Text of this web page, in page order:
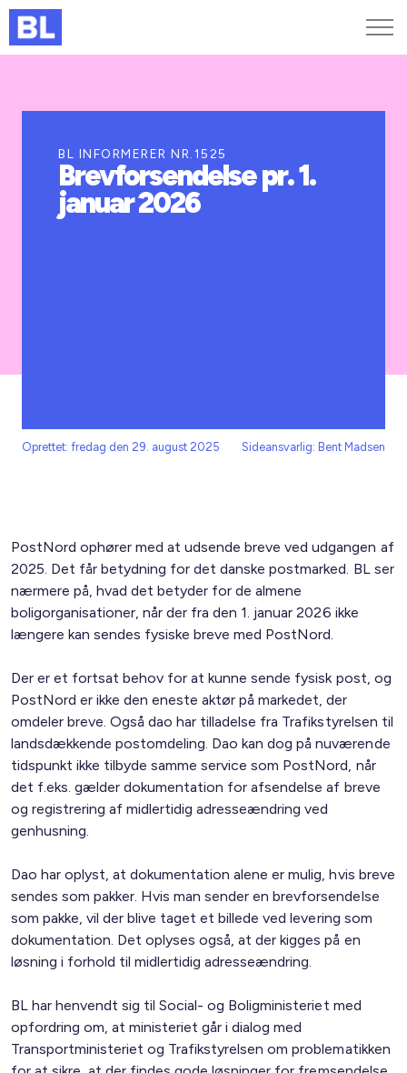
Kurser og arrangementer
Jobportalen
BL INFORMERER NR.1525
Brevforsendelse pr. 1.
januar 2026
Oprettet: fredag den 29. august 2025 Sideansvarlig: Bent Madsen
PostNord ophører med at udsende breve ved udgangen af
2025. Det får betydning for det danske postmarked. BL ser
nærmere på, hvad det betyder for de almene
boligorganisationer, når der fra den 1. januar 2026 ikke
længere kan sendes fysiske breve med PostNord.
Der er et fortsat behov for at kunne sende fysisk post, og
PostNord er ikke den eneste aktør på markedet, der
omdeler breve. Også dao har tilladelse fra Trafikstyrelsen til
landsdækkende postomdeling. Dao kan dog på nuværende
tidspunkt ikke tilbyde samme service som PostNord, når
det f.eks. gælder dokumentation for afsendelse af breve
og registrering af midlertidig adresseændring ved
genhusning.
Dao har oplyst, at dokumentation alene er mulig, hvis breve
sendes som pakker. Hvis man sender en brevforsendelse
som pakke, vil der blive taget et billede ved levering som
dokumentation. Det oplyses også, at der kigges på en
løsning i forhold til midlertidig adresseændring.
BL har henvendt sig til Social- og Boligministeriet med
opfordring om, at ministeriet går i dialog med
Transportministeriet og Trafikstyrelsen om problematikken